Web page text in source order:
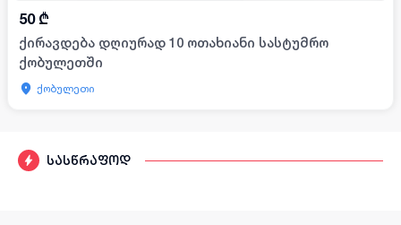
სასწრაფოდ
50 ₾
ქირავდება დღიურად 10 ოთახიანი სასტუმრო
ქობულეთში
ქობულეთი